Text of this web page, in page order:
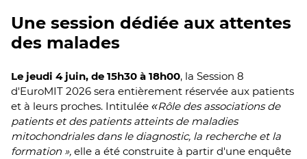
Une session dédiée aux attentes
des malades
Le jeudi 4 juin, de 15h30 à 18h00, la Session 8
d'EuroMIT 2026 sera entièrement réservée aux patients
et à leurs proches. Intitulée «Rôle des associations de
patients et des patients atteints de maladies
mitochondriales dans le diagnostic, la recherche et la
formation », elle a été construite à partir d'une enquête